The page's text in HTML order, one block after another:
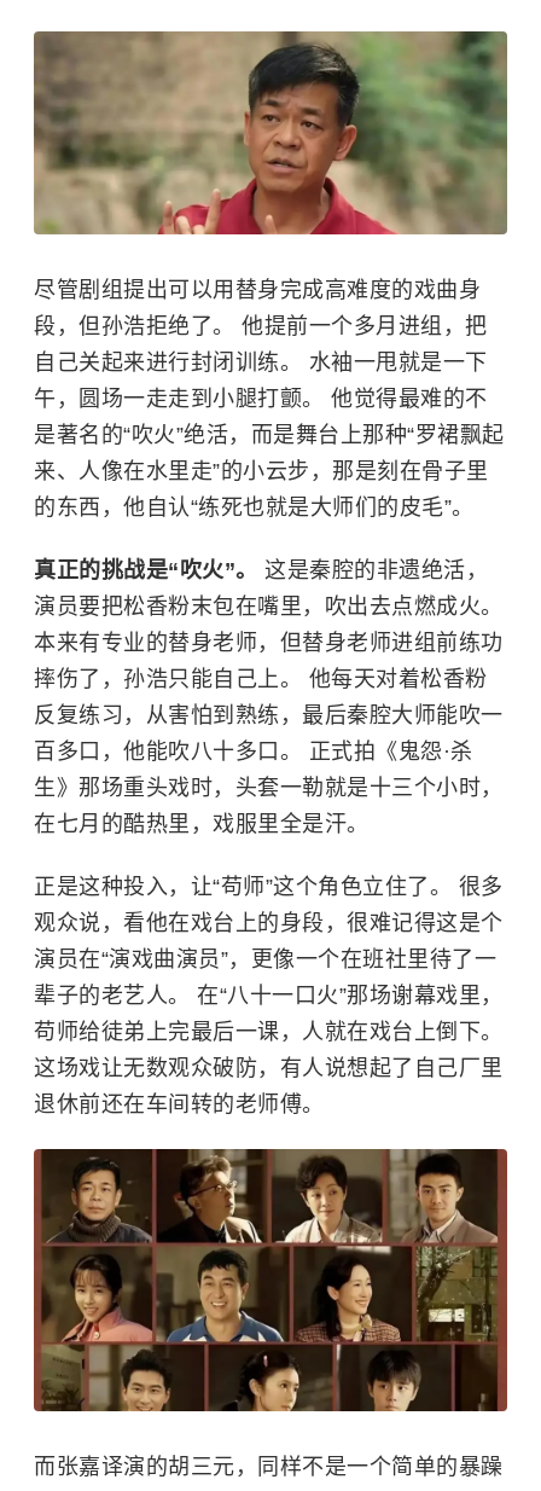
尽管剧组提出可以用替身完成高难度的戏曲身
段，但孙浩拒绝了。 他提前一个多月进组，把
自己关起来进行封闭训练。 水袖一甩就是一下
午，圆场一走走到小腿打颤。 他觉得最难的不
是著名的“吹火”绝活，而是舞台上那种“罗裙飘起
来、人像在水里走”的小云步，那是刻在骨子里
的东西，他自认“练死也就是大师们的皮毛”。
真正的挑战是“吹火”。 这是秦腔的非遗绝活，
演员要把松香粉末包在嘴里，吹出去点燃成火。
本来有专业的替身老师，但替身老师进组前练功
摔伤了，孙浩只能自己上。 他每天对着松香粉
反复练习，从害怕到熟练，最后秦腔大师能吹一
百多口，他能吹八十多口。 正式拍《鬼怨·杀
生》那场重头戏时，头套一勒就是十三个小时，
在七月的酷热里，戏服里全是汗。
正是这种投入，让“苟师”这个角色立住了。 很多
观众说，看他在戏台上的身段，很难记得这是个
演员在“演戏曲演员”，更像一个在班社里待了一
辈子的老艺人。 在“八十一口火”那场谢幕戏里，
苟师给徒弟上完最后一课，人就在戏台上倒下。
这场戏让无数观众破防，有人说想起了自己厂里
退休前还在车间转的老师傅。
而张嘉译演的胡三元，同样不是一个简单的暴躁